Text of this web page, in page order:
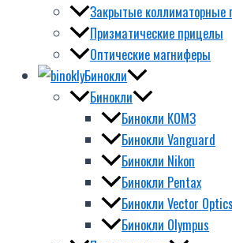
Закрытые коллиматорные
Призматические прицелы
Оптические магниферы
Бинокли
Бинокли
Бинокли КОМЗ
Бинокли Vanguard
Бинокли Nikon
Бинокли Pentax
Бинокли Vector Optics
Бинокли Olympus